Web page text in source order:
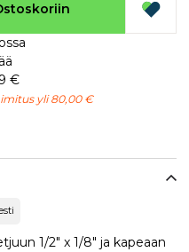
1/2" x 1/8" ja kapeaan
€
yli 80,00 €